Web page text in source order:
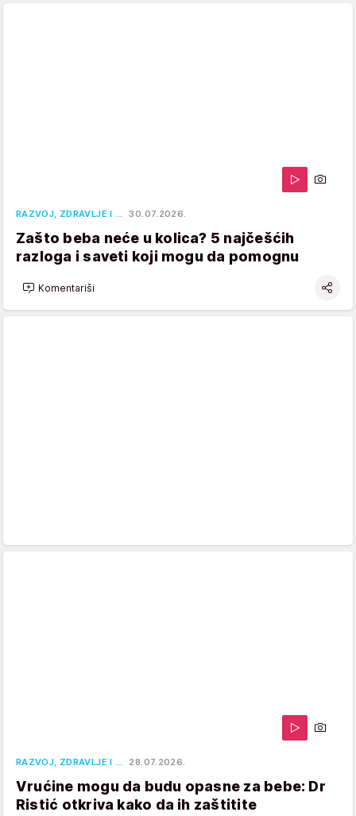
RAZVOJ, ZDRAVLJE I … 30.07.2026.
Zašto beba neće u kolica? 5 najčešćih
razloga i saveti koji mogu da pomognu
Komentariši
RAZVOJ, ZDRAVLJE I … 28.07.2026.
Vrućine mogu da budu opasne za bebe: Dr
Ristić otkriva kako da ih zaštitite